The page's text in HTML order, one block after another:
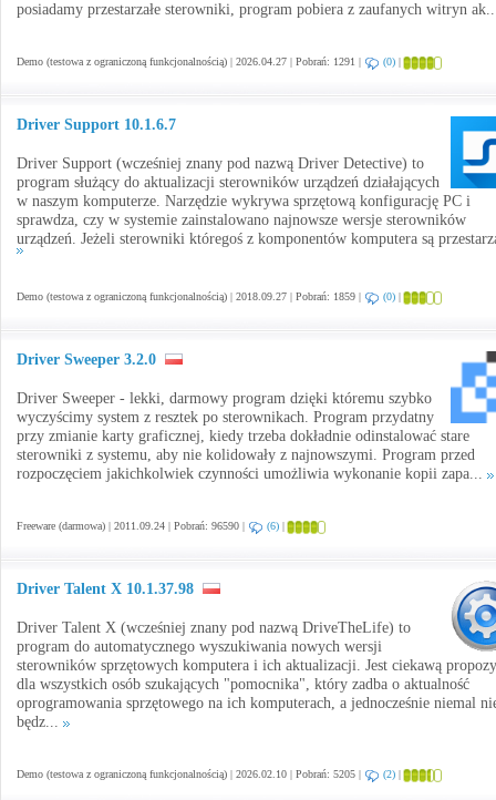
posiadamy przestarzałe sterowniki, program pobiera z zaufanych witryn
Demo (testowa z ograniczoną funkcjonalnością) | 2026.04.27 | Pobrań: 1291 | (0) |
Driver Support 10.1.6.7
Driver Support (wcześniej znany pod nazwą Driver Detective) to
program służący do aktualizacji sterowników urządzeń działających
w naszym komputerze. Narzędzie wykrywa sprzętową konfigurację PC i
sprawdza, czy w systemie zainstalowano najnowsze wersje sterowników
urządzeń. Jeżeli sterowniki któregoś z komponentów komputera są
Demo (testowa z ograniczoną funkcjonalnością) | 2018.09.27 | Pobrań: 1859 | (0) |
Driver Sweeper 3.2.0
Driver Sweeper - lekki, darmowy program dzięki któremu szybko
wyczyścimy system z resztek po sterownikach. Program przydatny
przy zmianie karty graficznej, kiedy trzeba dokładnie odinstalować stare
sterowniki z systemu, aby nie kolidowały z najnowszymi. Program przed
rozpoczęciem jakichkolwiek czynności umożliwia wykonanie kopii zapa...
Freeware (darmowa) | 2011.09.24 | Pobrań: 96590 | (6) |
Driver Talent X 10.1.37.98
Driver Talent X (wcześniej znany pod nazwą DriveTheLife) to
program do automatycznego wyszukiwania nowych wersji
sterowników sprzętowych komputera i ich aktualizacji. Jest ciekawą
dla wszystkich osób szukających "pomocnika", który zadba o aktualność
oprogramowania sprzętowego na ich komputerach, a jednocześnie niemal
będz...
Demo (testowa z ograniczoną funkcjonalnością) | 2026.02.10 | Pobrań: 5205 | (2) |